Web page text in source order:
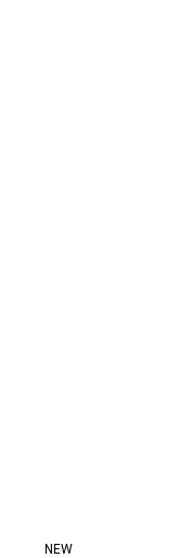
NEW